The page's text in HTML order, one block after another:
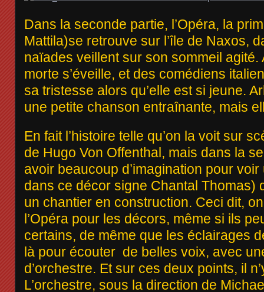
Dans la seconde partie, l’Opéra, la
Mattila)se retrouve sur l’île de Naxos,
naïades veillent sur son sommeil
morte s’éveille, et des comédiens
sa tristesse alors qu’elle est si jeune.
une petite chanson entraînante, mais
En fait l’histoire telle qu’on la voit sur
de Hugo Von Offenthal, mais dans la
avoir beaucoup d’imagination pour
dans ce décor signe Chantal Thomas)
un chantier en construction. Ceci dit,
l’Opéra pour les décors, même si ils
certains, de même que les éclairages
là pour écouter de belles voix, avec
d’orchestre. Et sur ces deux points, il
L’orchestre, sous la direction de